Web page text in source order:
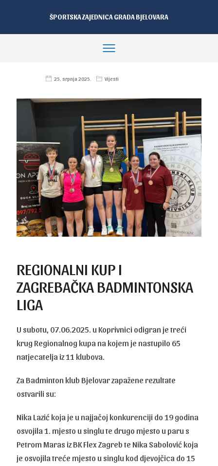
ŠPORTSKA ZAJEDNICA GRADA BJELOVARA
25. srpnja 2025. Vijesti
REGIONALNI KUP I
ZAGREBAČKA BADMINTONSKA
LIGA
U subotu, 07.06.2025. u Koprivnici odigran je treći
krug Regionalnog kupa na kojem je nastupilo 65
natjecatelja iz 11 klubova.
Za Badminton klub Bjelovar zapažene rezultate
ostvarili su:
Nika Lazić koja je u najjačoj konkurenciji do 19 godina
osvojila 1. mjesto u singlu te drugo mjesto u paru s
Petrom Maras iz BK Flex Zagreb te Nika Sabolović koja
je osvojila treće mjesto u singlu kod djevojčica do 15